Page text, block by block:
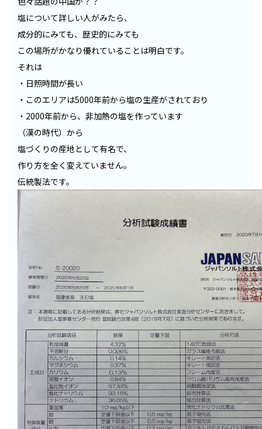
塩について詳しい人がみたら、
成分的にみても、歴史的にみても
この場所がかなり優れていることは明白です。
それは
・日照時間が長い
・このエリアは5000年前から塩の生産がされており
・2000年前から、非加熱の塩を作っています
（漢の時代）から
塩づくりの産地として有名で、
作り方を全く変えていません。
伝統製法です。